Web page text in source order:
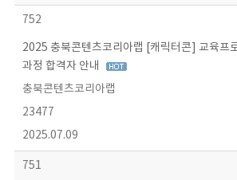
752
2025 충북콘텐츠코리아랩 [캐릭터콘] 교육프
과정 합격자 안내
충북콘텐츠코리아랩
23477
2025.07.09
751